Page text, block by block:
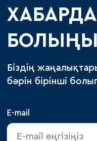
Біздің
бәрін бірінші
E-mail